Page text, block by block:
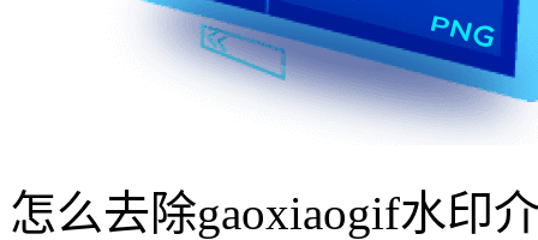
怎么去除gaoxiaogif水印